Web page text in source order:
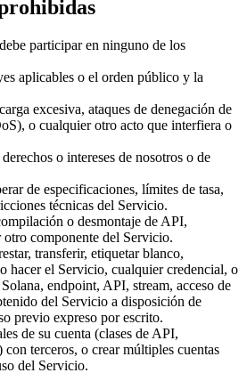
participar en ninguno de los
aplicables o el orden público y la
excesiva, ataques de denegación de
o cualquier otro acto que interfiera o
o intereses de nosotros o de
de especificaciones, límites de tasa,
técnicas del Servicio.
o desmontaje de API,
componente del Servicio.
transferir, etiquetar blanco,
hacer el Servicio, cualquier credencial, o
endpoint, API, stream, acceso de
del Servicio a disposición de
previo expreso por escrito.
de su cuenta (clases de API,
terceros, o crear múltiples cuentas
del Servicio.